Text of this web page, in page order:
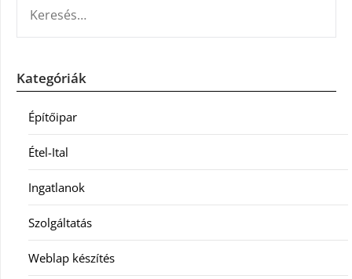
Kategóriák
Építőipar
Étel-Ital
Ingatlanok
Szolgáltatás
Weblap készítés